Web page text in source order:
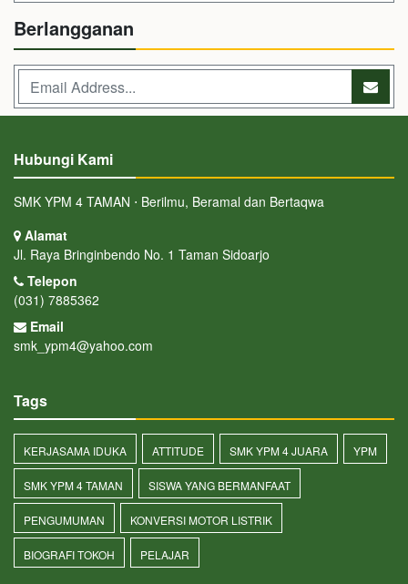
Berlangganan
Hubungi Kami
SMK YPM 4 TAMAN ⋅ Berilmu, Beramal dan Bertaqwa
Alamat
Jl. Raya Bringinbendo No. 1 Taman Sidoarjo
Telepon
(031) 7885362
Email
smk_ypm4@yahoo.com
Tags
KERJASAMA IDUKA ATTITUDE SMK YPM 4 JUARA YPM
SMK YPM 4 TAMAN SISWA YANG BERMANFAAT
PENGUMUMAN KONVERSI MOTOR LISTRIK
BIOGRAFI TOKOH PELAJAR